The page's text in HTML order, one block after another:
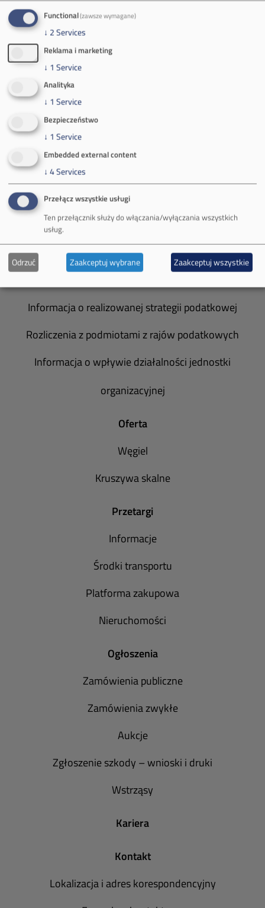
media@pkw-sa.pl
+48 32 618 56 02
(poniedziałek-piątek 7:00-15:00)
Spółka Południowy Koncern Węglowy
Zakład Górniczy Brzeszcze
Zakład Górniczy Janina
Zakład Górniczy Sobieski
Informacja o realizowanej strategii podatkowej
Rozliczenia z podmiotami z rajów podatkowych
Informacja o wpływie działalności jednostki
organizacyjnej
Oferta
Węgiel
Kruszywa skalne
Przetargi
Informacje
Środki transportu
Platforma zakupowa
Nieruchomości
Ogłoszenia
Zamówienia publiczne
Zamówienia zwykłe
Aukcje
Zgłoszenie szkody – wnioski i druki
Wstrząsy
Kariera
Kontakt
Lokalizacja i adres korespondencyjny
Functional(zawsze wymagane)
↓ 2Services
Reklama i marketing
↓ 1 Service
Analityka
↓ 1 Service
Bezpieczeństwo
↓ 1 Service
Embedded external content
↓ 4Services
Przełącz wszystkie usługi
Ten przełącznik służy do włączania/wyłączania wszystkich
usług.
Odrzuć Zaakceptuj wybrane Zaakceptuj wszystkie